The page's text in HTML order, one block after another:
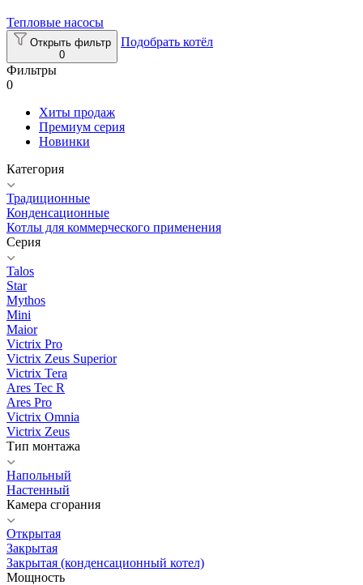
Тепловые насосы
Открыть фильтр
0
Подобрать котёл
Фильтры
0
Хиты продаж
Премиум серия
Новинки
Категория
Традиционные
Конденсационные
Котлы для коммерческого применения
Серия
Talos
Star
Mythos
Mini
Maior
Victrix Pro
Victrix Zeus Superior
Victrix Tera
Ares Tec R
Ares Pro
Victrix Omnia
Victrix Zeus
Тип монтажа
Напольный
Настенный
Камера сгорания
Открытая
Закрытая
Закрытая (конденсационный котел)
Мощность